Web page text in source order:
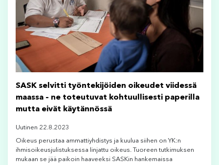
SASK selvitti työntekijöiden oikeudet viidessä
maassa – ne toteutuvat kohtuullisesti paperilla
mutta eivät käytännössä
Uutinen 22.8.2023
Oikeus perustaa ammattiyhdistys ja kuulua siihen on YK:n
ihmisoikeusjulistuksessa linjattu oikeus. Tuoreen tutkimuksen
mukaan se jää paikoin haaveeksi SASKin hankemaissa